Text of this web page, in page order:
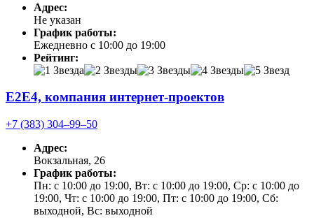
Адрес:
Не указан
График работы:
Ежедневно с 10:00 до 19:00
Рейтинг:
E2E4, компания интернет-проектов
+7 (383) 304‒99‒50
Адрес:
Вокзальная, 26
График работы:
Пн: с 10:00 до 19:00, Вт: с 10:00 до 19:00, Ср: с 10:00 до
19:00, Чт: с 10:00 до 19:00, Пт: с 10:00 до 19:00, Сб:
выходной, Вс: выходной